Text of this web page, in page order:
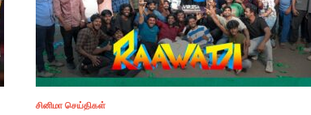
சினிமா செய்திகள்